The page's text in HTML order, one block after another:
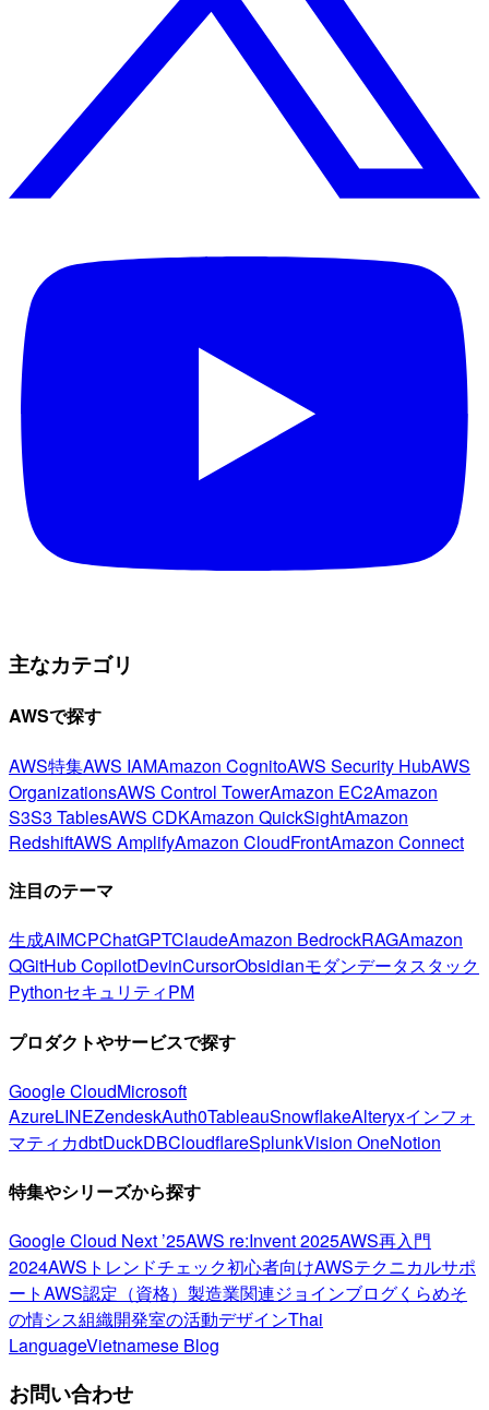
主なカテゴリ
AWSで探す
AWS特集AWS IAMAmazon CognitoAWS Security HubAWS
OrganizationsAWS Control TowerAmazon EC2Amazon
S3S3 TablesAWS CDKAmazon QuickSightAmazon
RedshiftAWS AmplifyAmazon CloudFrontAmazon Connect
注目のテーマ
生成AIMCPChatGPTClaudeAmazon BedrockRAGAmazon
QGitHub CopilotDevinCursorObsidianモダンデータスタック
PythonセキュリティPM
プロダクトやサービスで探す
Google CloudMicrosoft
AzureLINEZendeskAuth0TableauSnowflakeAlteryxインフォ
マティカdbtDuckDBCloudflareSplunkVision OneNotion
特集やシリーズから探す
Google Cloud Next ’25AWS re:Invent 2025AWS再入門
2024AWSトレンドチェック初心者向けAWSテクニカルサポ
ートAWS認定（資格） 製造業関連ジョインブログくらめそ
の情シス組織開発室の活動デザインThai
LanguageVietnamese Blog
お問い合わせ